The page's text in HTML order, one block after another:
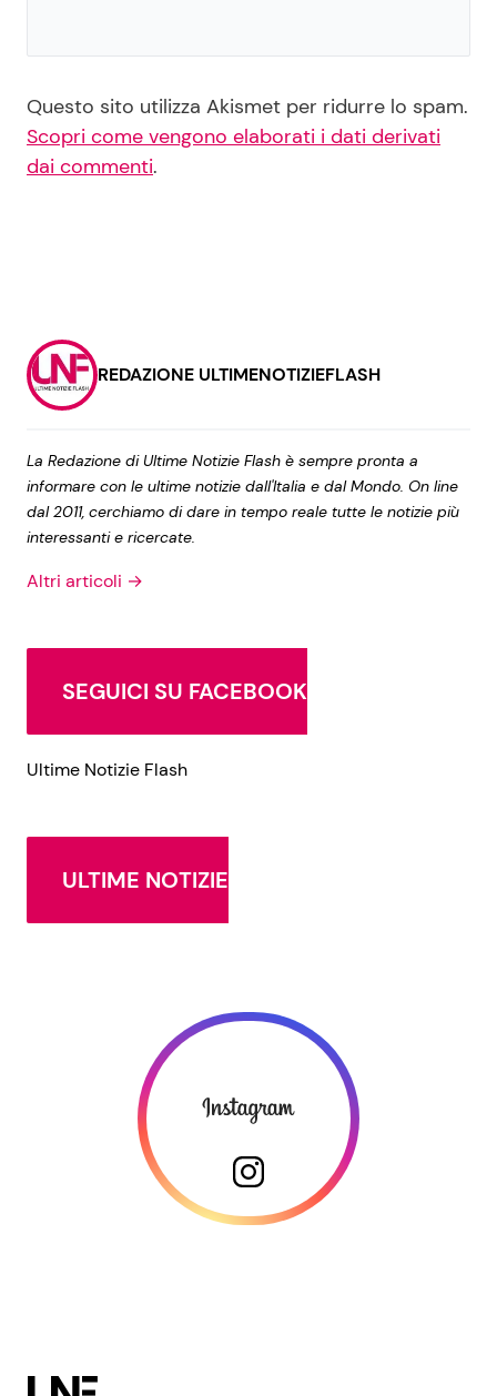
Questo sito utilizza Akismet per ridurre lo spam.
Scopri come vengono elaborati i dati derivati
dai commenti.
REDAZIONE ULTIMENOTIZIEFLASH
La Redazione di Ultime Notizie Flash è sempre pronta a
informare con le ultime notizie dall'Italia e dal Mondo. On line
dal 2011, cerchiamo di dare in tempo reale tutte le notizie più
interessanti e ricercate.
Altri articoli →
SEGUICI SU FACEBOOK
Ultime Notizie Flash
ULTIME NOTIZIE